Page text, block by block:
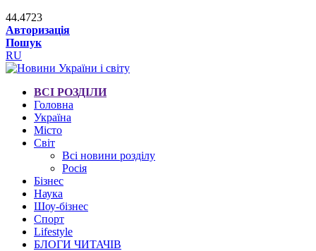
44.4723
Авторизація
Пошук
RU
ВСІ РОЗДІЛИ
Головна
Україна
Місто
Світ
Всі новини розділу
Росія
Бізнес
Наука
Шоу-бізнес
Спорт
Lifestyle
БЛОГИ ЧИТАЧІВ